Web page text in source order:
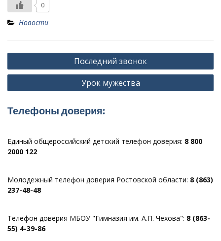
0
Новости
Навигация
по
Последний звонок
Урок мужества
Телефоны доверия:
Единый общероссийский детский телефон доверия: 8 800
2000 122
Молодежный телефон доверия Ростовской области: 8 (863)
237-48-48
Телефон доверия МБОУ "Гимназия им. А.П. Чехова": 8 (863-
55) 4-39-86